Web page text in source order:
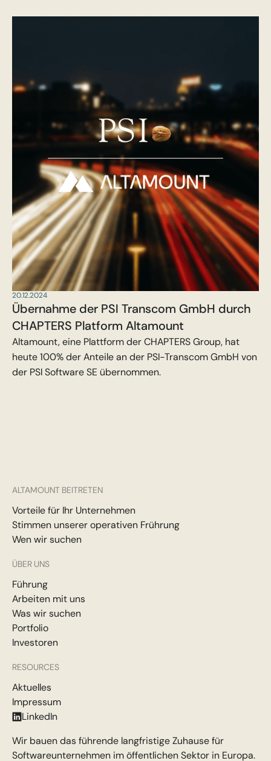
20.12.2024
Übernahme der PSI Transcom GmbH durch
CHAPTERS Platform Altamount
Altamount, eine Plattform der CHAPTERS Group, hat
heute 100% der Anteile an der PSI-Transcom GmbH von
der PSI Software SE übernommen.
ALTAMOUNT BEITRETEN
Vorteile für Ihr Unternehmen
Stimmen unserer operativen Frührung
Wen wir suchen
ÜBER UNS
Führung
Arbeiten mit uns
Was wir suchen
Portfolio
Investoren
RESOURCES
Aktuelles
Impressum
LinkedIn
Wir bauen das führende langfristige Zuhause für
Softwareunternehmen im öffentlichen Sektor in Europa.